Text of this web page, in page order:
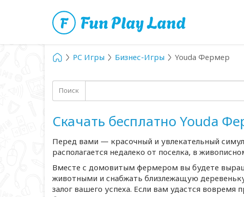
PC Игры Бизнес-Игры Youda Фермер
Поиск
Скачать бесплатно Youda
Перед вами — красочный и увлекательный
располагается недалеко от поселка, в
Вместе с домовитым фермером вы будете
животными и снабжать близлежащую
залог вашего успеха. Если вам удастся